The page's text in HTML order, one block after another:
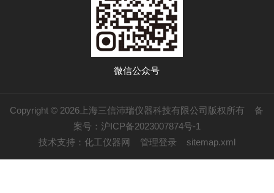
微信公众号
Copyright © 2026上海三信沛瑞仪器科技有限公司版权所有 备
案号：沪ICP备2023007874号-1
技术支持： 化工仪器网 管理登录 sitemap.xml